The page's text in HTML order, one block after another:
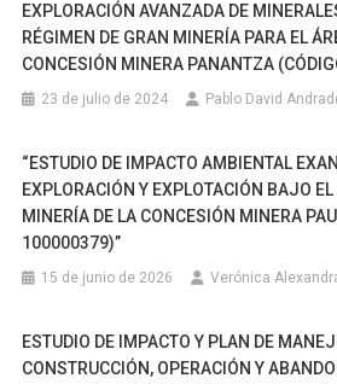
EXPLORACIÓN AVANZADA DE
RÉGIMEN DE GRAN MINERÍA PARA EL
CONCESIÓN MINERA PANANTZA
23 de julio de 2024 Pablo David
“ESTUDIO DE IMPACTO AMBIENTAL
EXPLORACIÓN Y EXPLOTACIÓN BAJO
MINERÍA DE LA CONCESIÓN MINERA
100000379)”
15 de junio de 2026 Verónica
ESTUDIO DE IMPACTO Y PLAN DE
CONSTRUCCIÓN, OPERACIÓN Y